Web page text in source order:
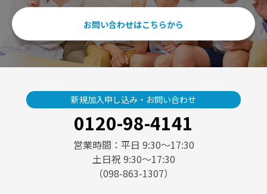
お問い合わせはこちらから
新規加入申し込み・お問い合わせ
0120-98-4141
営業時間：平日 9:30〜17:30
土日祝 9:30〜17:30
（098-863-1307）